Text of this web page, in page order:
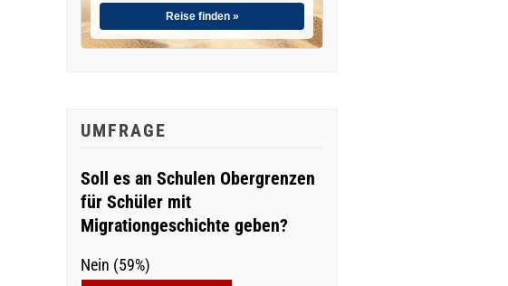
Reise finden »
UMFRAGE
Soll es an Schulen Obergrenzen
für Schüler mit
Migrationgeschichte geben?
Nein (59%)